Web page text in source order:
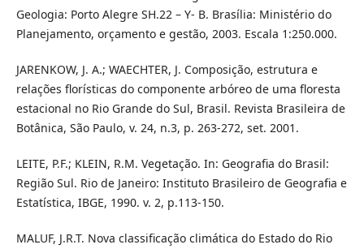
Geologia: Porto Alegre SH.22 – Y- B. Brasília: Ministério do
Planejamento, orçamento e gestão, 2003. Escala 1:250.000.
JARENKOW, J. A.; WAECHTER, J. Composição, estrutura e
relações florísticas do componente arbóreo de uma floresta
estacional no Rio Grande do Sul, Brasil. Revista Brasileira de
Botânica, São Paulo, v. 24, n.3, p. 263-272, set. 2001.
LEITE, P.F.; KLEIN, R.M. Vegetação. In: Geografia do Brasil:
Região Sul. Rio de Janeiro: Instituto Brasileiro de Geografia e
Estatística, IBGE, 1990. v. 2, p.113-150.
MALUF, J.R.T. Nova classificação climática do Estado do Rio